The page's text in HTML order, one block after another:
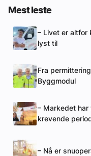
Mest leste
– Livet er altfor
lyst til
Fra
Byggmodul
– Markedet
krevende
– Nå er